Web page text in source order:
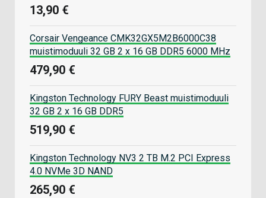
13,90 €
Corsair Vengeance CMK32GX5M2B6000C38
muistimoduuli 32 GB 2 x 16 GB DDR5 6000 MHz
479,90 €
Kingston Technology FURY Beast muistimoduuli
32 GB 2 x 16 GB DDR5
519,90 €
Kingston Technology NV3 2 TB M.2 PCI Express
4.0 NVMe 3D NAND
265,90 €